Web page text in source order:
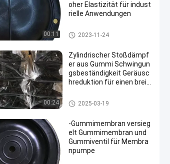
00:11
oher Elastizität für indust
rielle Anwendungen
Ventil-Gummimembran
2023-11-24
00:24
Zylindrischer Stoßdämpf
er aus Gummi Schwingun
gsbeständigkeit Geräusc
hreduktion für einen breit
Gummistoßdämpfer
2025-03-19
-Gummimembran versieg
elt Gummimembran und
Gummiventil für Membra
npumpe